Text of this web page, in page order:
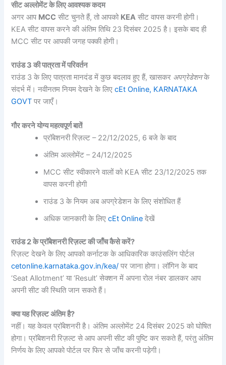
सीट अल्लोमेंट के लिए आवश्यक कदम
अगर आप MCC सीट चुनते हैं, तो आपको KEA सीट वापस करनी होगी।
KEA सीट वापस करने की अंतिम तिथि 23 दिसंबर 2025 है। इसके बाद ही
MCC सीट पर आपकी जगह पक्की होगी।
राउंड 3 की पात्रता में परिवर्तन
राउंड 3 के लिए पात्रता मानदंड में कुछ बदलाव हुए हैं, खासकर अपग्रेडेशनके
संदर्भ में। नवीनतम नियम देखने के लिएcEt Online, KARNATAKA
GOVT पर जाएँ।
गौर करने योग्य महत्वपूर्ण बातें
प्रॉबेशनरी रिज़ल्ट – 22/12/2025, 6 बजे के बाद
अंतिम अल्लोमेंट – 24/12/2025
MCC सीट स्वीकारने वालों को KEA सीट 23/12/2025 तक
वापस करनी होगी
राउंड 3 के नियम अब अपग्रेडेशन के लिए संशोधित हैं
अधिक जानकारी के लिएcEt Online देखें
राउंड 2 के प्रॉबेशनरी रिज़ल्ट की जाँच कैसे करें?
रिज़ल्ट देखने के लिए आपको कर्नाटक के आधिकारिक काउंसलिंग पोर्टल
cetonline.karnataka.gov.in/kea/ पर जाना होगा। लॉगिन के बाद
‘Seat Allotment’ या ‘Result’ सेक्शन में अपना रोल नंबर डालकर आप
अपनी सीट की स्थिति जान सकते हैं।
क्या यह रिज़ल्ट अंतिम है?
नहीं। यह केवल प्रॉबेशनरी है। अंतिम अल्लोमेंट 24 दिसंबर 2025 को घोषित
होगा। प्रॉबेशनरी रिज़ल्ट से आप अपनी सीट की पुष्टि कर सकते हैं, परंतु अंतिम
निर्णय के लिए आपको पोर्टल पर फिर से जाँच करनी पड़ेगी।